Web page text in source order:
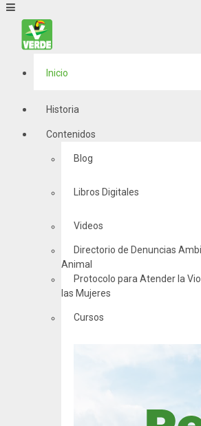
Inicio
Historia
Contenidos
Blog
Libros Digitales
Videos
Directorio de Denuncias
Animal
Protocolo para Atender la
las Mujeres
Cursos